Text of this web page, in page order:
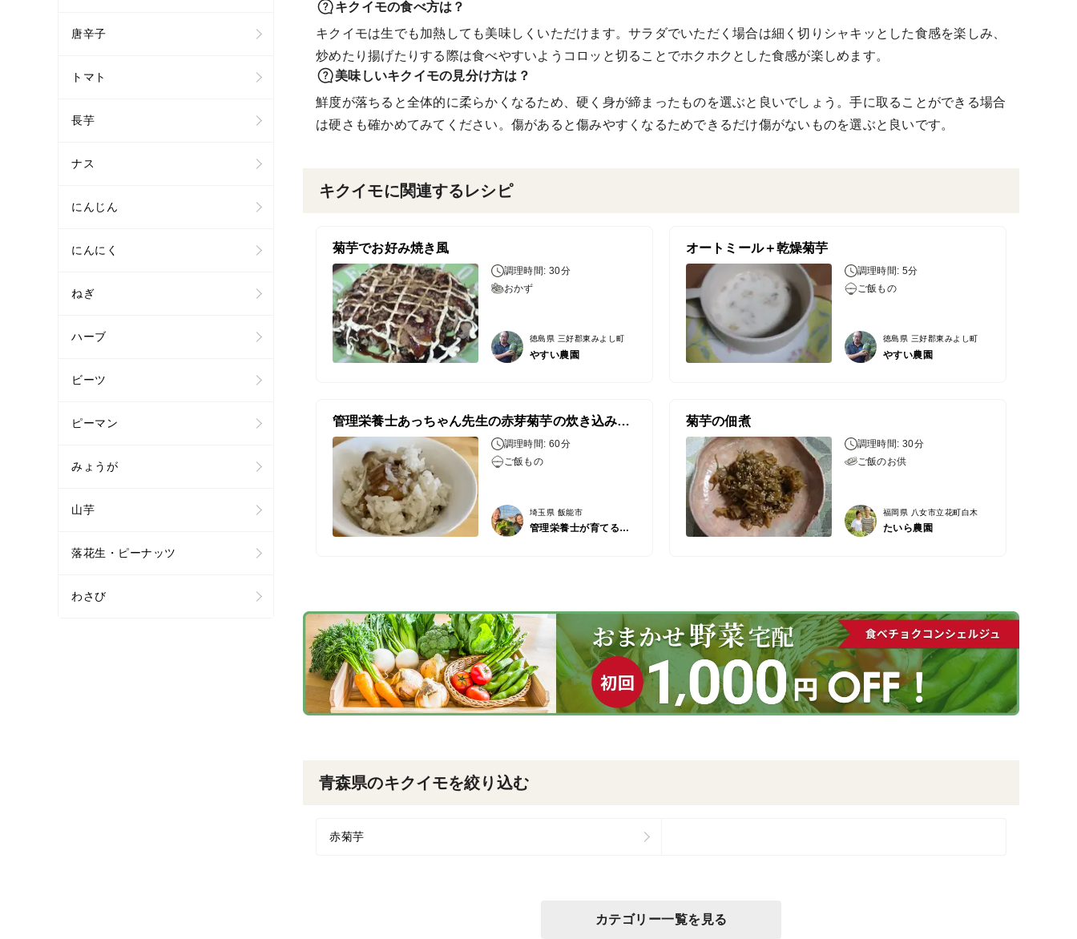
キクイモの食べ方は？
キクイモは生でも加熱しても美味しくいただけます。サラダでいただく場合は細く切りシャキッとした食感を楽しみ、
炒めたり揚げたりする際は食べやすいようコロッと切ることでホクホクとした食感が楽しめます。
美味しいキクイモの見分け方は？
鮮度が落ちると全体的に柔らかくなるため、硬く身が締まったものを選ぶと良いでしょう。手に取ることができる場合
は硬さも確かめてみてください。傷があると傷みやすくなるためできるだけ傷がないものを選ぶと良いです。
キクイモに関連するレシピ
菊芋でお好み焼き風
調理時間: 30分
おかず
徳島県 三好郡東みよし町
やすい農園
オートミール＋乾燥菊芋
調理時間: 5分
ご飯もの
徳島県 三好郡東みよし町
やすい農園
管理栄養士あっちゃん先生の赤芽菊芋の炊き込みご飯
調理時間: 60分
ご飯もの
埼玉県 飯能市
管理栄養士が育てる固定種/在来種のお野菜・自然栽培ナチュベジ＊ウィル
菊芋の佃煮
調理時間: 30分
ご飯のお供
福岡県 八女市立花町白木
たいら農園
青森県のキクイモを絞り込む
赤菊芋
カテゴリー一覧を見る
唐辛子
トマト
長芋
ナス
にんじん
にんにく
ねぎ
ハーブ
ビーツ
ピーマン
みょうが
山芋
落花生・ピーナッツ
わさび